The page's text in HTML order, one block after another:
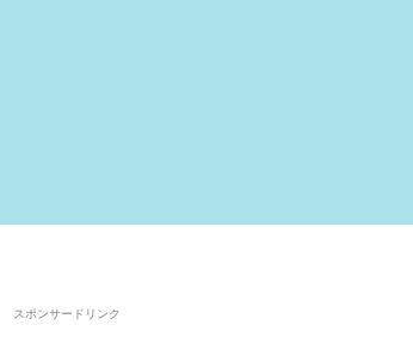
スポンサードリンク